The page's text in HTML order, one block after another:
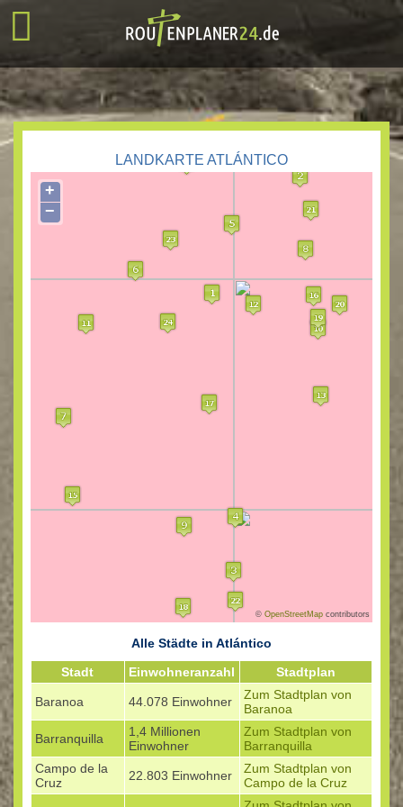
LANDKARTE ATLÁNTICO
+
−
©OpenStreetMap contributors
Alle Städte in Atlántico
Stadt
Einwohneranzahl Stadtplan
Baranoa 44.078 Einwohner
Zum Stadtplan von
Baranoa
Barranquilla
1,4 Millionen
Einwohner
Zum Stadtplan von
Barranquilla
Campo de la
Cruz
22.803 Einwohner
Zum Stadtplan von
Campo de la Cruz